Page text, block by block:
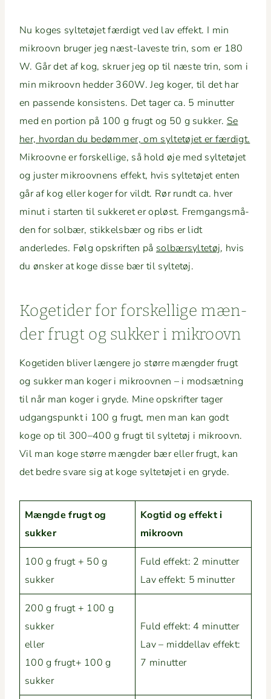
Nu koges syl­tetø­jet færdigt ved lav effekt. I min
mikroovn bruger jeg næst-laveste trin, som er 180
W. Går det af kog, skruer jeg op til næste trin, som i
min mikroovn hed­der 360W. Jeg koger, til det har
en passende kon­sis­tens. Det tager ca. 5 min­ut­ter
med en por­tion på 100 g frugt og 50 g sukker. Se
her, hvor­dan du bedøm­mer, om syl­tetø­jet er færdigt.
Mikroovne er forskel­lige, så hold øje med syl­tetø­jet
og juster mikroov­nens effekt, hvis syl­tetø­jet enten
går af kog eller koger for vildt. Rør rundt ca. hver
min­ut i starten til sukkeret er opløst. Frem­gangsmå­
den for sol­bær, stikkels­bær og ribs er lidt
anderledes. Følg opskriften på sol­bær­syl­tetøj, hvis
du ønsker at koge disse bær til syltetøj.
Koge­tider for forskel­lige mæn­
der frugt og sukker i mikroovn
Koge­ti­den bliv­er læn­gere jo større mængder frugt
og sukker man koger i mikroov­nen – i mod­sæt­ning
til når man koger i gryde. Mine opskrifter tager
udgangspunkt i 100 g frugt, men man kan godt
koge op til 300–400 g frugt til syl­tetøj i mikroovn.
Vil man koge større mængder bær eller frugt, kan
det bedre svare sig at koge syl­tetø­jet i en gryde.
Mængde frugt og
sukker
Kogtid og effekt i
mikroovn
100 g frugt + 50 g
sukker
Fuld effekt: 2 min­ut­ter
Lav effekt: 5 minutter
200 g frugt + 100 g
sukker
eller
100 g frugt+ 100 g
sukker
Fuld effekt: 4 min­ut­ter
Lav – mid­dellav effekt:
7 minutter